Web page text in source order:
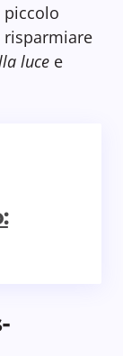
piccolo
luce e